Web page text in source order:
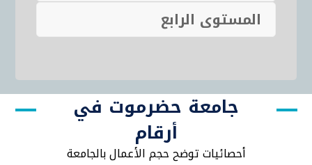
المستوى الرابع
جامعة حضرموت في
أرقام
أحصائيات توضح حجم الأعمال بالجامعة